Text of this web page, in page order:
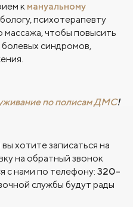
к мануальному
психотерапевту
массажа, чтобы повысить
синдромов,
по полисам ДМС!
хотите записаться на
на обратный звонок
с нами по телефону: 320-
службы будут рады